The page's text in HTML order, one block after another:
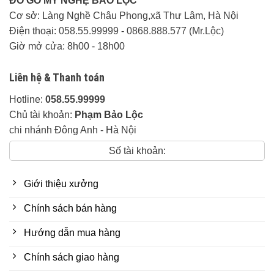
100% + đền bù 10% giá trị tiền hàng.
Chế Độ Bảo Hành:
hành mọt:
Sản Phẩm bền đẹp trên 20 năm
với các dòng gỗ tốt như gõ đỏ,
Nhận thiết kế thi công và đặt hàng theo yêu cầu
riêng về kích thước, kiểu dáng và chất liệu gỗ của
Cơ sở: Làng Nghề Châu Phong,xã Thư Lâm, Hà Nội
Điện thoại: 058.55.99999 - 0868.888.577 (Mr.Lộc)
Giờ mở cửa: 8h00 - 18h00
Liên hệ & Thanh toán
Hotline: 058.55.99999
Chủ tài khoản: Phạm Bảo Lộc
chi nhánh Đông Anh - Hà Nội
Số tài khoản:
Giới thiệu xưởng
Chính sách bán hàng
Hướng dẫn mua hàng
Chính sách giao hàng